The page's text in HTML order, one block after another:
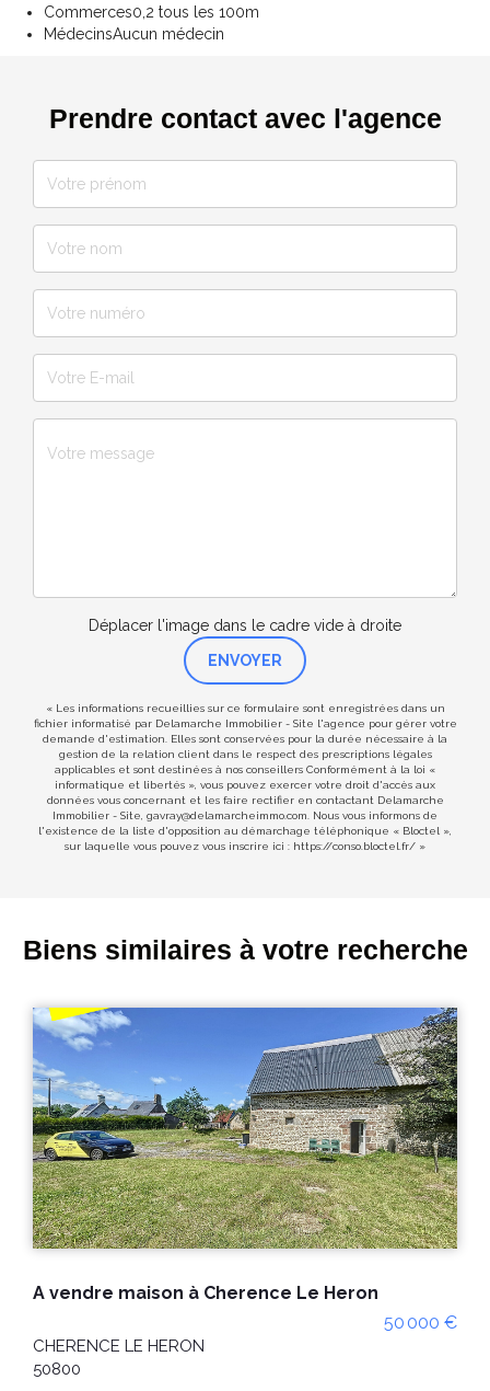
Commerces0,2 tous les 100m
MédecinsAucun médecin
Prendre contact avec l'agence
Déplacer l'image dans le cadre vide à droite
ENVOYER
« Les informations recueillies sur ce formulaire sont enregistrées dans un
fichier informatisé par Delamarche Immobilier - Site l'agence pour gérer votre
demande d'estimation. Elles sont conservées pour la durée nécessaire à la
gestion de la relation client dans le respect des prescriptions légales
applicables et sont destinées à nos conseillers Conformément à la loi «
informatique et libertés », vous pouvez exercer votre droit d'accès aux
données vous concernant et les faire rectifier en contactant Delamarche
Immobilier - Site, gavray@delamarcheimmo.com. Nous vous informons de
l'existence de la liste d'opposition au démarchage téléphonique « Bloctel »,
sur laquelle vous pouvez vous inscrire ici : https://conso.bloctel.fr/ »
Biens similaires à votre recherche
A vendre maison à Cherence Le Heron
50 000 €
CHERENCE LE HERON
50800